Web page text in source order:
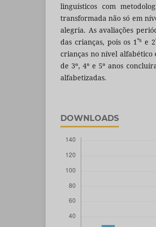
linguísticos com
transformada não só em
alegria. As avaliações
das crianças, pois os 1ºs e 2
crianças no nível alfabético
de 3º, 4º e 5º anos
alfabetizadas.
DOWNLOADS